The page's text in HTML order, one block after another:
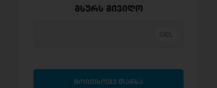
მსურს მივიღო
მოითხოვე თანხა